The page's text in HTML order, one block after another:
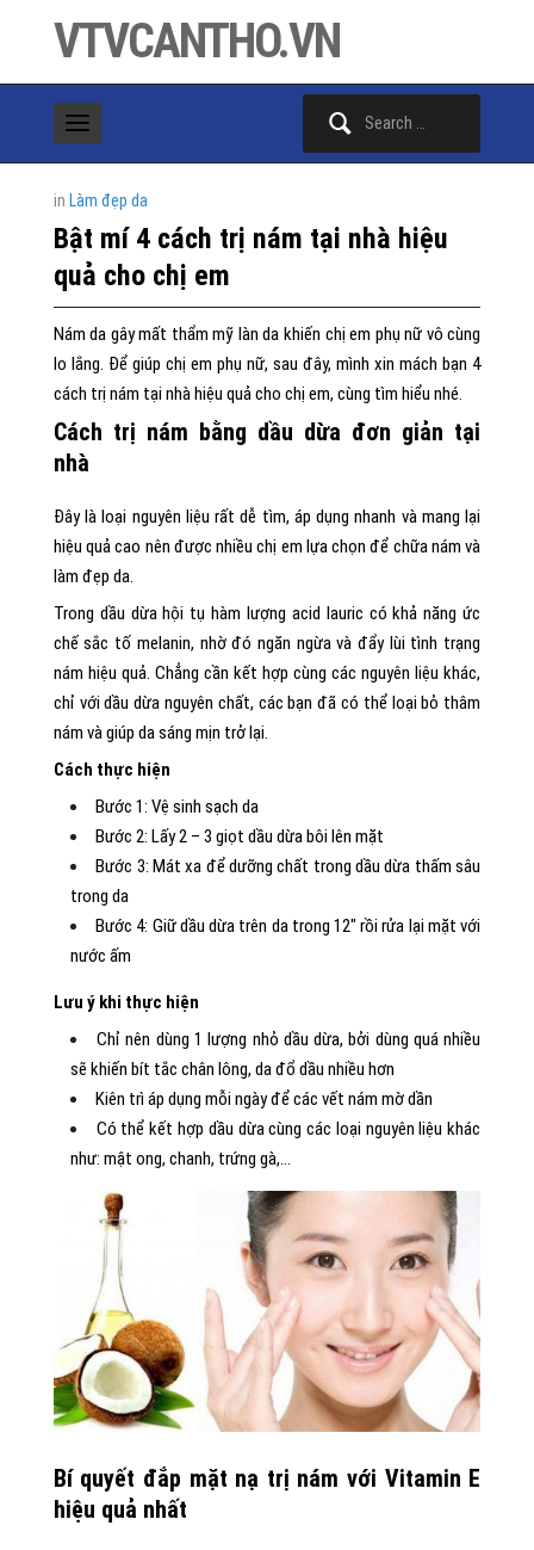
VTVCANTHO.VN
in Làm đẹp da
Bật mí 4 cách trị nám tại nhà hiệu
quả cho chị em
Nám da gây mất thẩm mỹ làn da khiến chị em phụ nữ vô cùng
lo lắng. Để giúp chị em phụ nữ, sau đây, mình xin mách bạn 4
cách trị nám tại nhà hiệu quả cho chị em, cùng tìm hiểu nhé.
Cách trị nám bằng dầu dừa đơn giản tại
nhà
Đây là loại nguyên liệu rất dễ tìm, áp dụng nhanh và mang lại
hiệu quả cao nên được nhiều chị em lựa chọn để chữa nám và
làm đẹp da.
Trong dầu dừa hội tụ hàm lượng acid lauric có khả năng ức
chế sắc tố melanin, nhờ đó ngăn ngừa và đẩy lùi tình trạng
nám hiệu quả. Chẳng cần kết hợp cùng các nguyên liệu khác,
chỉ với dầu dừa nguyên chất, các bạn đã có thể loại bỏ thâm
nám và giúp da sáng mịn trở lại.
Cách thực hiện
Bước 1: Vệ sinh sạch da
Bước 2: Lấy 2 – 3 giọt dầu dừa bôi lên mặt
Bước 3: Mát xa để dưỡng chất trong dầu dừa thấm sâu
trong da
Bước 4: Giữ dầu dừa trên da trong 12″ rồi rửa lại mặt với
nước ấm
Lưu ý khi thực hiện
Chỉ nên dùng 1 lượng nhỏ dầu dừa, bởi dùng quá nhiều
sẽ khiến bít tắc chân lông, da đổ dầu nhiều hơn
Kiên trì áp dụng mỗi ngày để các vết nám mờ dần
Có thể kết hợp dầu dừa cùng các loại nguyên liệu khác
như: mật ong, chanh, trứng gà,…
Bí quyết đắp mặt nạ trị nám với Vitamin E
hiệu quả nhất